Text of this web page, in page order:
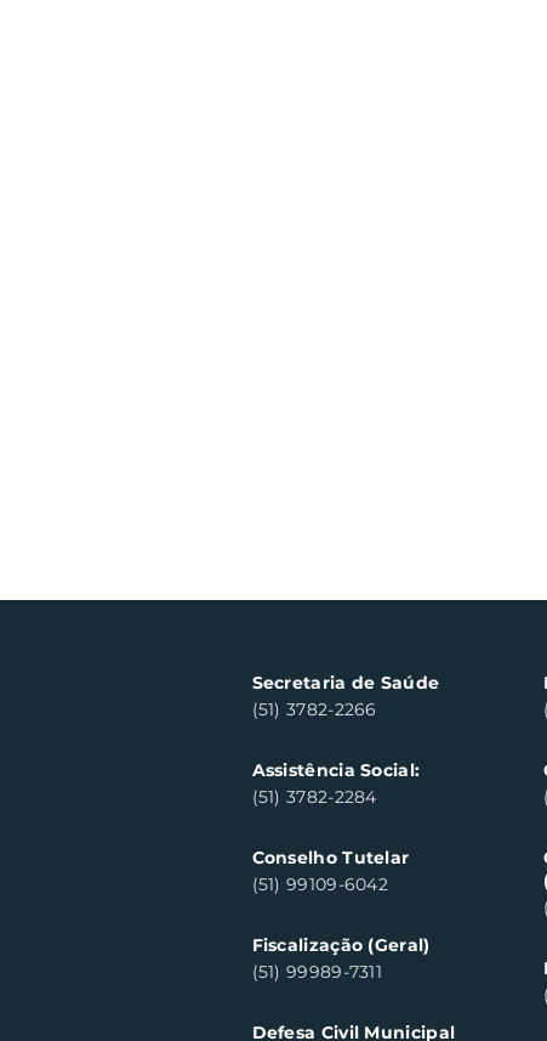
Secretaria de Saúde
(51) 3782-2266
Assistência Social:
(51) 3782-2284
Conselho Tutelar
(51) 99109-6042
Fiscalização (Geral)
(51) 99989-7311
Defesa Civil Municipal